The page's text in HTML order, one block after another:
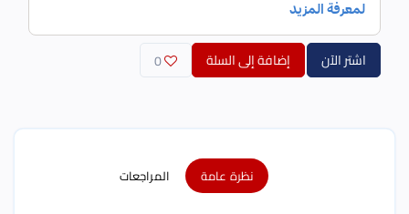
اشتر الآن إضافة إلى السلة 0
نظرة عامة المراجعات